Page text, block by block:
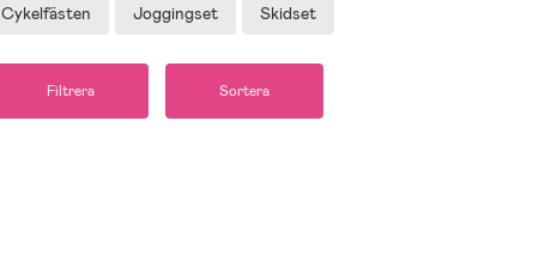
Cykelfästen Joggingset Skidset
Filtrera Sortera